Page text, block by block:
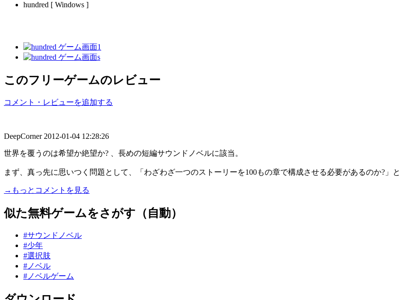
hundred [ Windows ]
このフリーゲームのレビュー
コメント・レビューを追加する
DeepCorner 2012-01-04 12:28:26
世界を覆うのは希望か絶望か? 、長めの短編サウンドノベルに該当。
まず、真っ先に思いつく問題として、「わざわざ一つのストーリーを100もの章で構成させる必要があるのか?」
→もっとコメントを見る
似た無料ゲームをさがす（自動）
#サウンドノベル
#少年
#選択肢
#ノベル
#ノベルゲーム